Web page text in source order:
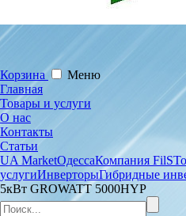
Корзина
Меню
Главная
Товары и услуги
О нас
Контакты
Статьи
UA MarketОдессаКомпания FilS
услугиИнверторыГибридные
5кВт GROWATT 5000HYP